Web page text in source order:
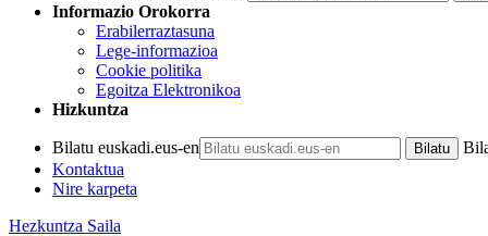
Informazio Orokorra
Erabilerraztasuna
Lege-informazioa
Cookie politika
Egoitza Elektronikoa
Hizkuntza
Bilatu euskadi.eus-en
Kontaktua
Nire karpeta
Hezkuntza Saila